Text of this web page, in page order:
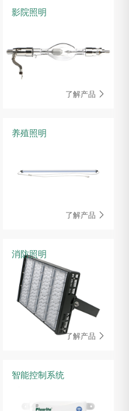
影院照明
了解产品 
养殖照明
了解产品 
消防照明
了解产品 
智能控制系统